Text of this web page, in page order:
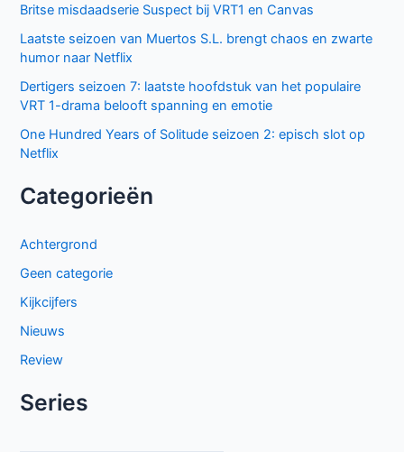
Britse misdaadserie Suspect bij VRT1 en Canvas
Laatste seizoen van Muertos S.L. brengt chaos en zwarte
humor naar Netflix
Dertigers seizoen 7: laatste hoofdstuk van het populaire
VRT 1-drama belooft spanning en emotie
One Hundred Years of Solitude seizoen 2: episch slot op
Netflix
Categorieën
Achtergrond
Geen categorie
Kijkcijfers
Nieuws
Review
Series